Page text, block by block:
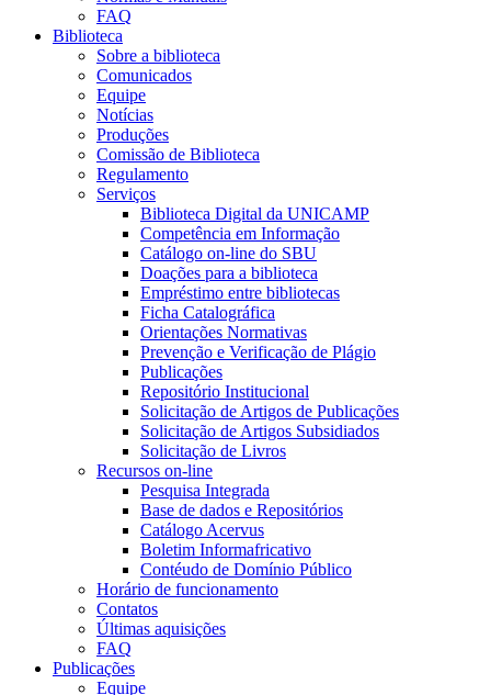
FAQ
Biblioteca
Sobre a biblioteca
Comunicados
Equipe
Notícias
Produções
Comissão de Biblioteca
Regulamento
Serviços
Biblioteca Digital da UNICAMP
Competência em Informação
Catálogo on-line do SBU
Doações para a biblioteca
Empréstimo entre bibliotecas
Ficha Catalográfica
Orientações Normativas
Prevenção e Verificação de Plágio
Publicações
Repositório Institucional
Solicitação de Artigos de Publicações
Solicitação de Artigos Subsidiados
Solicitação de Livros
Recursos on-line
Pesquisa Integrada
Base de dados e Repositórios
Catálogo Acervus
Boletim Informafricativo
Contéudo de Domínio Público
Horário de funcionamento
Contatos
Últimas aquisições
FAQ
Publicações
Equipe